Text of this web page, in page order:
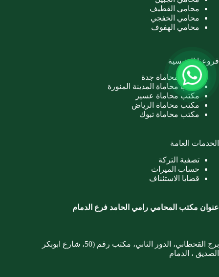
محامي القطيف
محامي الخفجي
محامي الهفوف
فروعنا الرئيسية
مكتب محاماة جدة
مكتب محاماة المدينة المنورة
مكتب محاماة عسير
مكتب محاماة الرياض
مكتب محاماة تبوك
الخدمات العامة
تصفية التركة
حساب الميراث
قضايا الاستئناف
عنوان مكتب المحامي رامي الحامد فرع الدمام
برج القحطاني، الدور الثاني، مكتب رقم (50، شارع ابوبكر
الصديق ، الدمام